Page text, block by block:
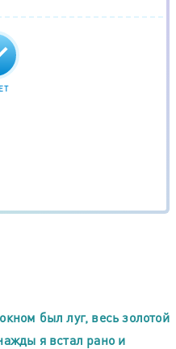
был луг, весь золотой
я встал рано и